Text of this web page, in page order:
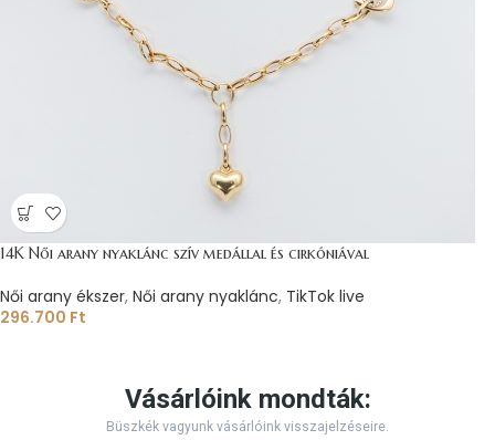
14K Női arany nyaklánc szív medállal és cirkóniával
Női arany ékszer, Női arany nyaklánc, TikTok live
296.700 Ft